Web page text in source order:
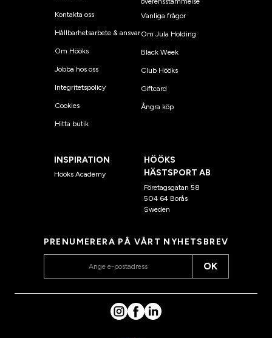
Kontakta oss
Hållbarhetsarbete & ansvar
Om Hööks
Jobba hos oss
Integritetspolicy
Cookies
Hitta butik
Vanliga frågor
Om Jula Holding
Black Week
Club Hööks
Giftcard
Ångra köp
INSPIRATION
Hööks Academy
HÖÖKS
HÄSTSPORT AB
Företagsgatan 58
504 64 Borås
Sweden
PRENUMERERA PÅ VÅRT NYHETSBREV
OK